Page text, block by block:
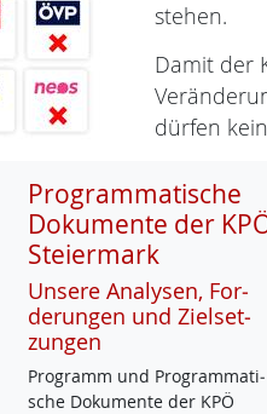
stehen.
Damit der
dürfen
Programmatische
Dokumente der
Steiermark
Un­se­re Ana­ly­sen, For­
de­run­gen und Ziel­set­
zun­gen
Pro­gramm und Pro­gram­ma­ti­
sche Do­ku­men­te der KPÖ